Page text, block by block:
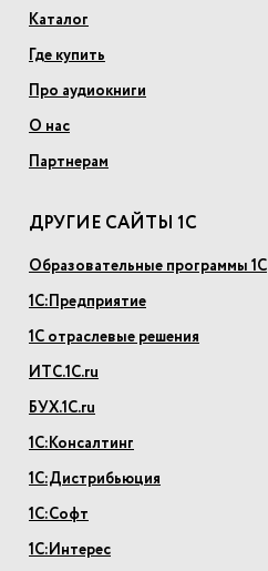
Каталог
Где купить
Про аудиокниги
О нас
Партнерам
ДРУГИЕ САЙТЫ 1С
Образовательные программы 1С
1С:Предприятие
1С отраслевые решения
ИТС.1С.ru
БУХ.1С.ru
1С:Консалтинг
1С:Дистрибьюция
1С:Софт
1С:Интерес